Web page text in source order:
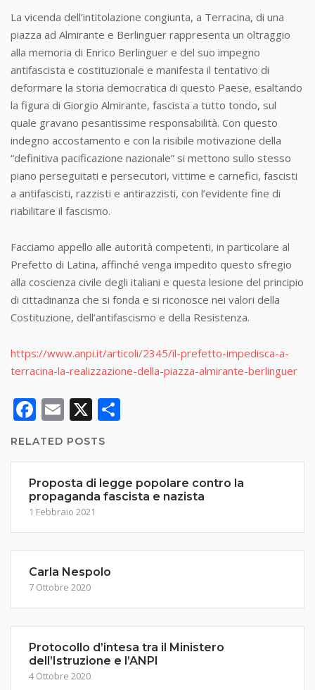
La vicenda dell’intitolazione congiunta, a Terracina, di una
piazza ad Almirante e Berlinguer rappresenta un oltraggio
alla memoria di Enrico Berlinguer e del suo impegno
antifascista e costituzionale e manifesta il tentativo di
deformare la storia democratica di questo Paese, esaltando
la figura di Giorgio Almirante, fascista a tutto tondo, sul
quale gravano pesantissime responsabilità. Con questo
indegno accostamento e con la risibile motivazione della
“definitiva pacificazione nazionale” si mettono sullo stesso
piano perseguitati e persecutori, vittime e carnefici, fascisti
a antifascisti, razzisti e antirazzisti, con l’evidente fine di
riabilitare il fascismo.
Facciamo appello alle autorità competenti, in particolare al
Prefetto di Latina, affinché venga impedito questo sfregio
alla coscienza civile degli italiani e questa lesione del principio
di cittadinanza che si fonda e si riconosce nei valori della
Costituzione, dell’antifascismo e della Resistenza.
https://www.anpi.it/articoli/2345/il-prefetto-impedisca-a-
terracina-la-realizzazione-della-piazza-almirante-berlinguer
Facebook
Email
X
RELATED POSTS
Proposta di legge popolare contro la
propaganda fascista e nazista
1 Febbraio 2021
Carla Nespolo
7 Ottobre 2020
Protocollo d’intesa tra il Ministero
dell’Istruzione e l’ANPI
4 Ottobre 2020